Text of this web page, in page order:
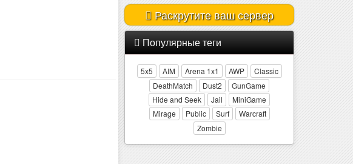
Раскрутите ваш сервер
Популярные теги
5x5 AIM Arena 1x1 AWP
Classic
DeathMatch
Dust2
GunGame
Hide and Seek
Jail
MiniGame
Mirage
Public Surf
Warcraft
Zombie